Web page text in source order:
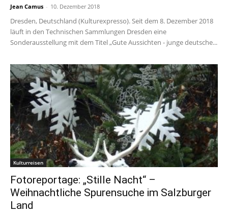
Jean Camus - 10. Dezember 2018
Dresden, Deutschland (Kulturexpresso). Seit dem 8. Dezember 2018
läuft in den Technischen Sammlungen Dresden eine
Sonderausstellung mit dem Titel „Gute Aussichten - junge deutsche...
Kulturreisen
Fotoreportage: „Stille Nacht“ –
Weihnachtliche Spurensuche im Salzburger
Land